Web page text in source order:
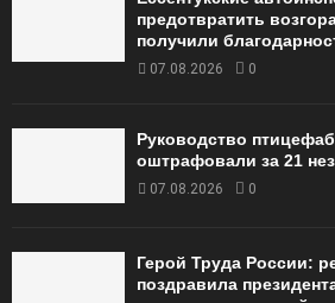
предотвратить
получили
07.08.2026 0
Руководство
оштрафовали за 21
07.08.2026 0
Герой Труда России:
поздравила